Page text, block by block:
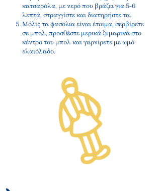
κατσαρόλα, με νερό που βράζει για 5-6
λεπτά, στραγγίστε και διατηρήστε τα.
Μόλις τα φασόλια είναι έτοιμα, σερβίρετε
σε μπολ, προσθέστε μερικά ζυμαρικά στο
κέντρο του μπολ και γαρνίρετε με ωμό
ελαιόλαδο.